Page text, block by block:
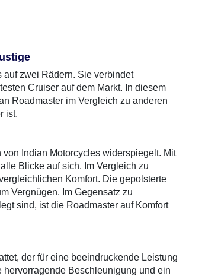
auf zwei Rädern. Sie verbindet
Cruiser auf dem Markt. In diesem
Roadmaster im Vergleich zu anderen
ist.
Indian Motorcycles widerspiegelt. Mit
Blicke auf sich. Im Vergleich zu
Komfort. Die gepolsterte
Vergnügen. Im Gegensatz zu
sind, ist die Roadmaster auf Komfort
der für eine beeindruckende Leistung
Beschleunigung und ein